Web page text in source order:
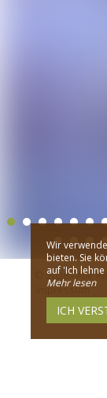
© 2026 - Alle
Impressum
Wir
bieten. Sie
auf 'Ich
Mehr lesen
ICH